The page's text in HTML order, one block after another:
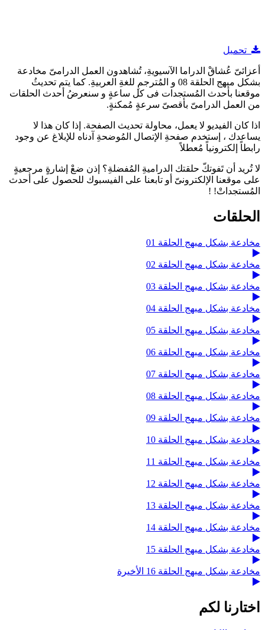
تحميل
أعزائىّ عُشاقْ الدراما الآسيويةِ، تُشاهدون العمل الدرامىّ مخادعة
بشكل مبهج الحلقة 08 و المُترجمِ للغةِ العربيةِ. كما يتم تحديثُ
موقعنا بأحدث المُستجدات فى كل ساعةٍ و سنعرضُ أحدث الحلقات
من العمل الدرامىّ بأقصىّ سرعةٍ مُمكنةٍ.
اذا كان الفيديو لا يعمل، محاولة تحديث الصفحة. إذا كان هذا لا
يساعدك ، إستخدم صفحةِ الإتصال المُوضحةِ آدناه للإبلاغ عن وجود
رابطاً إلكترونياً مُعطلاً
لا تُريد أن تَفوتكّ حلقتك الدراميةِ المُفضلةِ؟ إذن ضعْ إشارةٍ مرجعيةٍ
على موقعنا الإلكترونىّ أو تابعنا على الفيسبوك للحصول على أحدث
المُستجداتْ! !
الحلقات
مخادعة بشكل مبهج الحلقة 01
مخادعة بشكل مبهج الحلقة 02
مخادعة بشكل مبهج الحلقة 03
مخادعة بشكل مبهج الحلقة 04
مخادعة بشكل مبهج الحلقة 05
مخادعة بشكل مبهج الحلقة 06
مخادعة بشكل مبهج الحلقة 07
مخادعة بشكل مبهج الحلقة 08
مخادعة بشكل مبهج الحلقة 09
مخادعة بشكل مبهج الحلقة 10
مخادعة بشكل مبهج الحلقة 11
مخادعة بشكل مبهج الحلقة 12
مخادعة بشكل مبهج الحلقة 13
مخادعة بشكل مبهج الحلقة 14
مخادعة بشكل مبهج الحلقة 15
مخادعة بشكل مبهج الحلقة 16 الأخيرة
اختارنا لكم